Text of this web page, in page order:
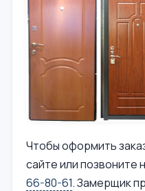
Чтобы оформить
сайте или позвоните
66-80-61. Замерщик